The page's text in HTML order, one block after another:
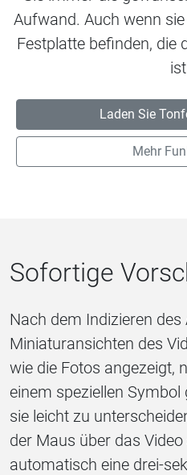
Aufwand. Auch wenn
Festplatte befinden, die
Laden Sie
Mehr
Sofortige
Nach dem Indizieren
Miniaturansichten des
wie die Fotos angezeigt,
einem speziellen
sie leicht zu
der Maus über das
automatisch eine drei-